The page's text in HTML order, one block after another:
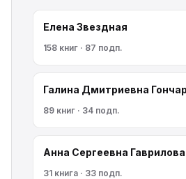
Елена Звездная
158 книг · 87 подп.
Галина Дмитриевна
89 книг · 34 подп.
Анна Сергеевна Гаврилова
31 книга · 33 подп.